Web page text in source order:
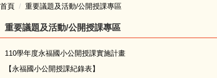
社團專區
品德專區
首頁 重要議題及活動/公開授課專區
重要議題及活動/公開授課專區
110學年度永福國小公開授課實施計畫
【永福國小公開授課紀錄表】